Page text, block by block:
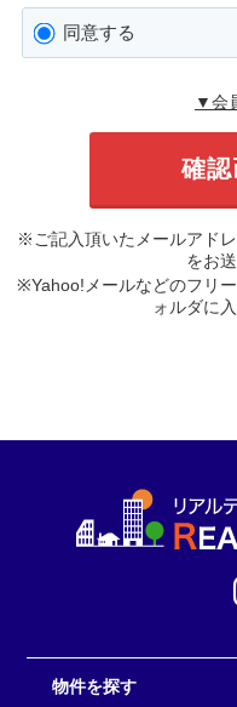
同意する
▼会
※ご記入頂いたメールアド
をお
※Yahoo!メールなどのフリ
ォルダに
物件を探す